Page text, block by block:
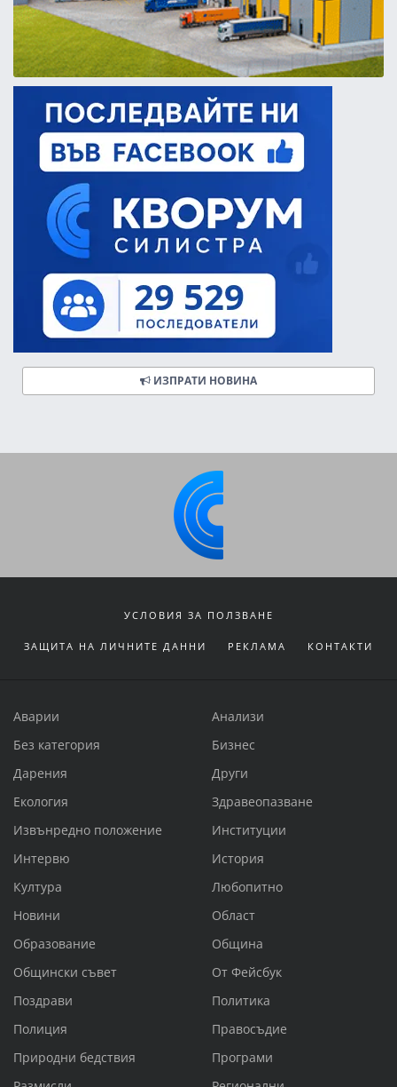
ИЗПРАТИ НОВИНА
УСЛОВИЯ ЗА ПОЛЗВАНЕ
ЗАЩИТА НА ЛИЧНИТЕ ДАННИ РЕКЛАМА КОНТАКТИ
Аварии
Анализи
Без категория
Бизнес
Дарения
Други
Екология
Здравеопазване
Извънредно положение
Институции
Интервю
История
Култура
Любопитно
Новини
Област
Образование
Община
Общински съвет
От Фейсбук
Поздрави
Политика
Полиция
Правосъдие
Природни бедствия
Програми